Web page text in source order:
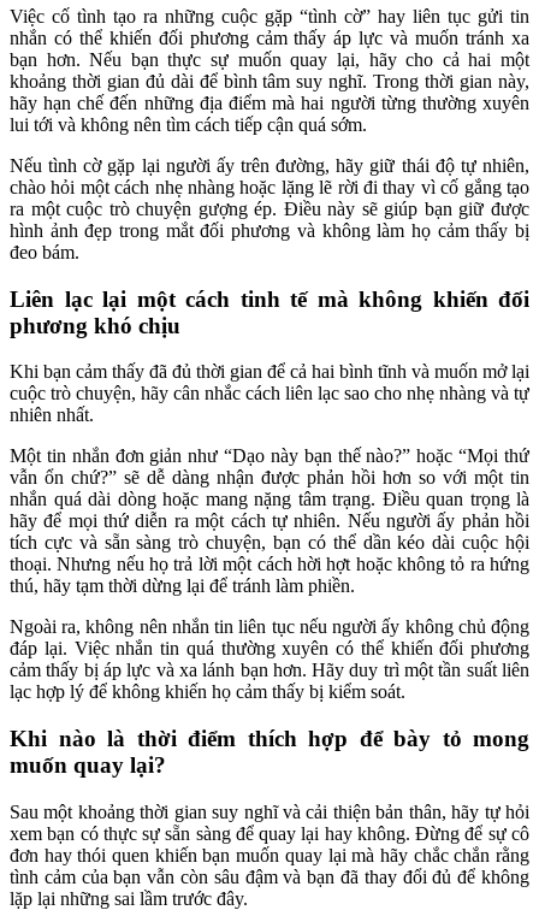
Việc cố tình tạo ra những cuộc gặp “tình cờ” hay liên tục gửi tin
nhắn có thể khiến đối phương cảm thấy áp lực và muốn tránh xa
bạn hơn. Nếu bạn thực sự muốn quay lại, hãy cho cả hai một
khoảng thời gian đủ dài để bình tâm suy nghĩ. Trong thời gian này,
hãy hạn chế đến những địa điểm mà hai người từng thường xuyên
lui tới và không nên tìm cách tiếp cận quá sớm.
Nếu tình cờ gặp lại người ấy trên đường, hãy giữ thái độ tự nhiên,
chào hỏi một cách nhẹ nhàng hoặc lặng lẽ rời đi thay vì cố gắng tạo
ra một cuộc trò chuyện gượng ép. Điều này sẽ giúp bạn giữ được
hình ảnh đẹp trong mắt đối phương và không làm họ cảm thấy bị
đeo bám.
Liên lạc lại một cách tinh tế mà không khiến đối
phương khó chịu
Khi bạn cảm thấy đã đủ thời gian để cả hai bình tĩnh và muốn mở lại
cuộc trò chuyện, hãy cân nhắc cách liên lạc sao cho nhẹ nhàng và tự
nhiên nhất.
Một tin nhắn đơn giản như “Dạo này bạn thế nào?” hoặc “Mọi thứ
vẫn ổn chứ?” sẽ dễ dàng nhận được phản hồi hơn so với một tin
nhắn quá dài dòng hoặc mang nặng tâm trạng. Điều quan trọng là
hãy để mọi thứ diễn ra một cách tự nhiên. Nếu người ấy phản hồi
tích cực và sẵn sàng trò chuyện, bạn có thể dần kéo dài cuộc hội
thoại. Nhưng nếu họ trả lời một cách hời hợt hoặc không tỏ ra hứng
thú, hãy tạm thời dừng lại để tránh làm phiền.
Ngoài ra, không nên nhắn tin liên tục nếu người ấy không chủ động
đáp lại. Việc nhắn tin quá thường xuyên có thể khiến đối phương
cảm thấy bị áp lực và xa lánh bạn hơn. Hãy duy trì một tần suất liên
lạc hợp lý để không khiến họ cảm thấy bị kiểm soát.
Khi nào là thời điểm thích hợp để bày tỏ mong
muốn quay lại?
Sau một khoảng thời gian suy nghĩ và cải thiện bản thân, hãy tự hỏi
xem bạn có thực sự sẵn sàng để quay lại hay không. Đừng để sự cô
đơn hay thói quen khiến bạn muốn quay lại mà hãy chắc chắn rằng
tình cảm của bạn vẫn còn sâu đậm và bạn đã thay đổi đủ để không
lặp lại những sai lầm trước đây.